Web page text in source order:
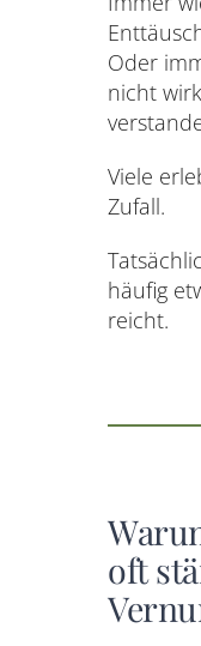
Oder
nicht
Viele
Zufall.
häufig
reicht.
oft